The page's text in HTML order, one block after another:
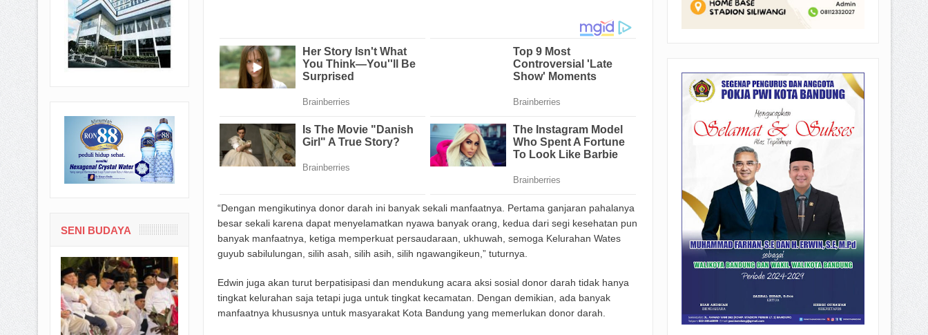
“Dengan mengikutinya donor darah ini banyak sekali manfaatnya. Pertama ganjaran pahalanya
besar sekali karena dapat menyelamatkan nyawa banyak orang, kedua dari segi kesehatan pun
banyak manfaatnya, ketiga memperkuat persaudaraan, ukhuwah, semoga Kelurahan Wates
guyub sabilulungan, silih asah, silih asih, silih ngawangikeun,” tuturnya.
Edwin juga akan turut berpatisipasi dan mendukung acara aksi sosial donor darah tidak hanya
tingkat kelurahan saja tetapi juga untuk tingkat kecamatan. Dengan demikian, ada banyak
manfaatnya khususnya untuk masyarakat Kota Bandung yang memerlukan donor darah.
SENI BUDAYA